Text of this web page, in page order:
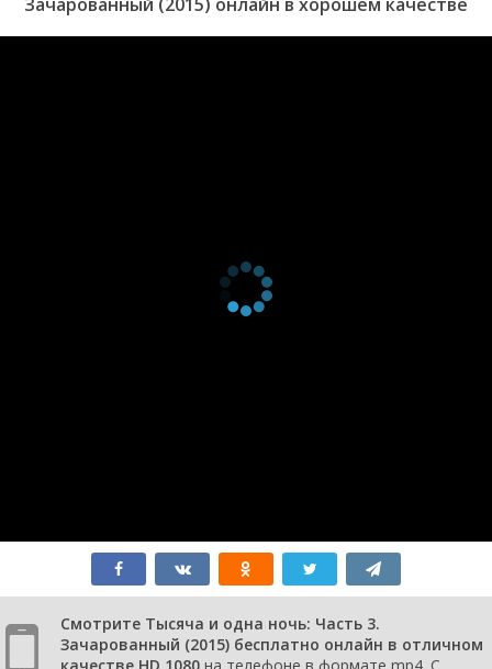
Смотрите Тысяча и одна ночь: Часть 3.
Зачарованный (2015) бесплатно онлайн в отличном
качестве HD 1080 на телефоне в формате mp4. С